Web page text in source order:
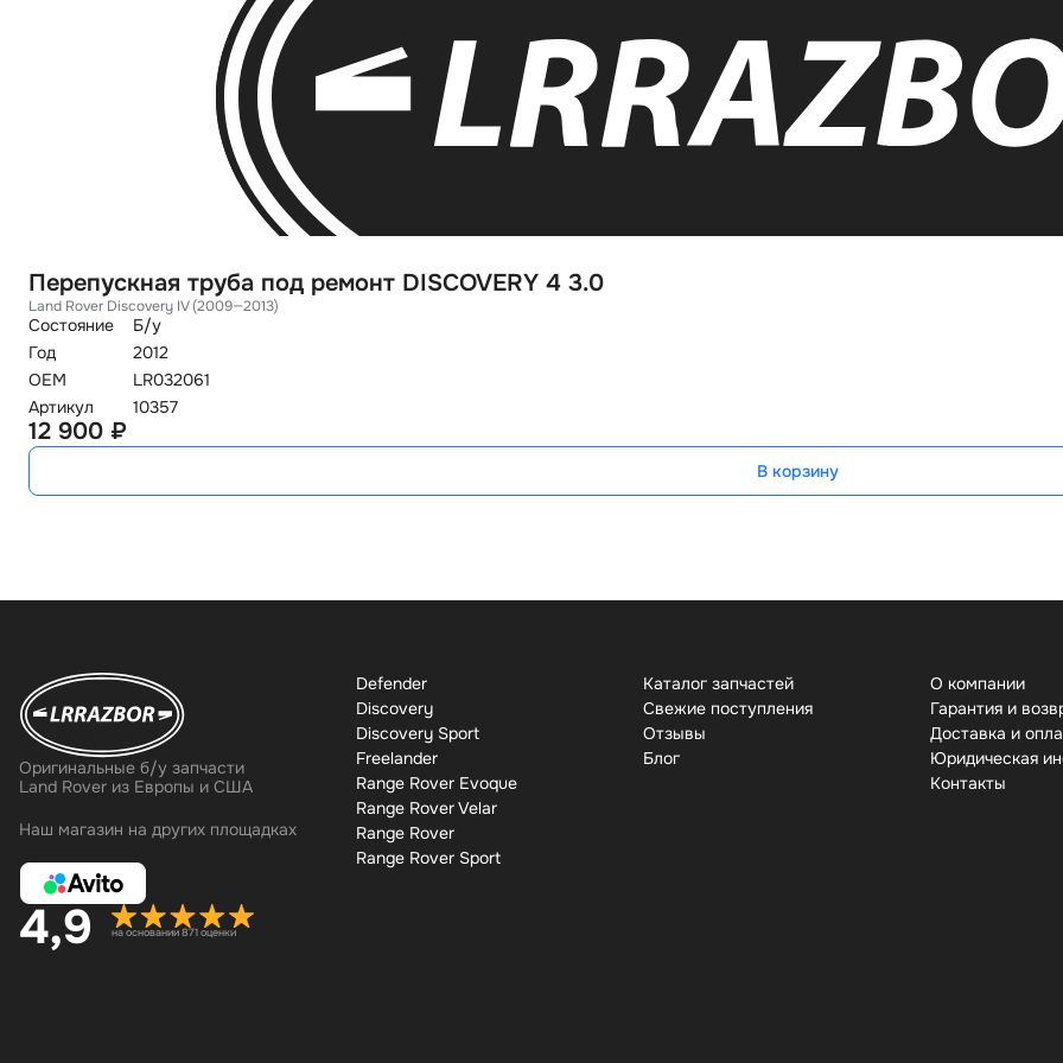
Перепускная труба под ремонт DISCOVERY 4 3.0
Land Rover Discovery IV (2009—2013)
Состояние
Б/у
Год
2012
OEM
LR032061
Артикул
10357
12 900 ₽
В корзину
Оригинальные б/у запчасти
Land Rover из Европы и США
Наш магазин на других площадках
4,9 на основании 871 оценки
Defender
Discovery
Discovery Sport
Freelander
Range Rover Evoque
Range Rover Velar
Range Rover
Range Rover Sport
Каталог запчастей
Свежие поступления
Отзывы
Бло
О компании
Гарантия и
Доставка и
Юридическая
Контакты